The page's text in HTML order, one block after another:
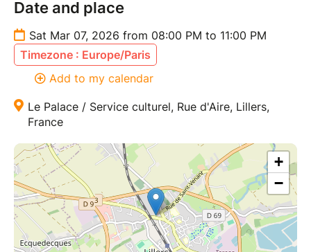
Date and place
Sat Mar 07, 2026 from 08:00 PM to 11:00 PM
Timezone : Europe/Paris
Add to my calendar
Le Palace / Service culturel, Rue d'Aire, Lillers,
France
+
−